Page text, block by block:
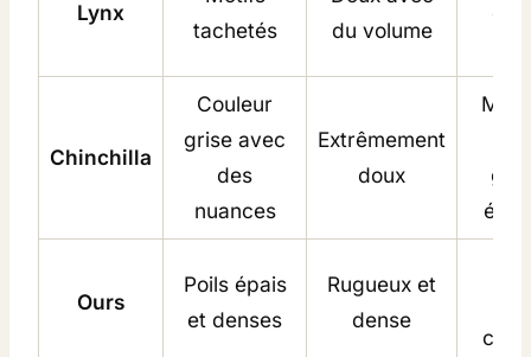
Lynx
tachetés
du volume
de
Chinchilla
Couleur
grise avec
des
nuances
Extrêmement
doux
Ours
Poils épais
et denses
Rugueux et
dense